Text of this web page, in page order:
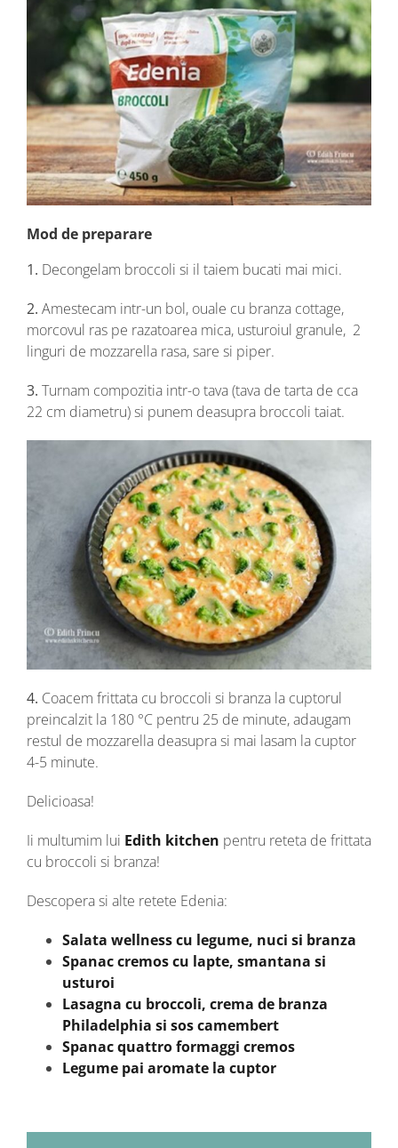
Mod de preparare
1. Decongelam broccoli si il taiem bucati mai mici.
2. Amestecam intr-un bol, ouale cu branza cottage,
morcovul ras pe razatoarea mica, usturoiul granule, 2
linguri de mozzarella rasa, sare si piper.
3. Turnam compozitia intr-o tava (tava de tarta de cca
22 cm diametru) si punem deasupra broccoli taiat.
4. Coacem frittata cu broccoli si branza la cuptorul
preincalzit la 180 °C pentru 25 de minute, adaugam
restul de mozzarella deasupra si mai lasam la cuptor
4-5 minute.
Delicioasa!
Ii multumim lui Edith kitchen pentru reteta de frittata
cu broccoli si branza!
Descopera si alte retete Edenia:
Salata wellness cu legume, nuci si branza
Spanac cremos cu lapte, smantana si
usturoi
Lasagna cu broccoli, crema de branza
Philadelphia si sos camembert
Spanac quattro formaggi cremos
Legume pai aromate la cuptor